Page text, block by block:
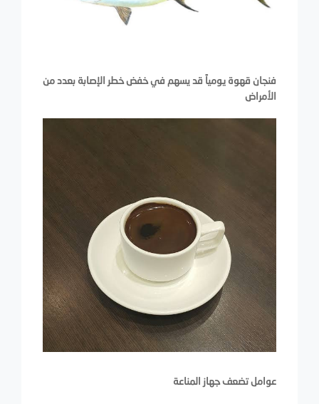
فنجان قهوة يومياً قد يسهم في خفض خطر الإصابة بعدد من
الأمراض
عوامل تضعف جهاز المناعة